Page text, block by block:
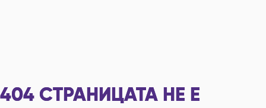
404 СТРАНИЦАТА НЕ Е